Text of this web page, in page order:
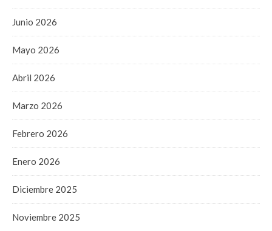
Junio 2026
Mayo 2026
Abril 2026
Marzo 2026
Febrero 2026
Enero 2026
Diciembre 2025
Noviembre 2025